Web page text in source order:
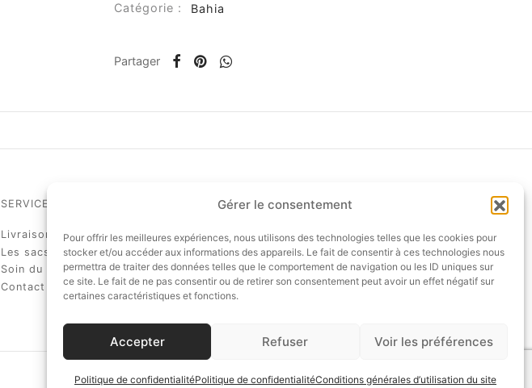
Gérer le consentement
Pour offrir les meilleures expériences, nous utilisons des technologies telles que les cookies pour
stocker et/ou accéder aux informations des appareils. Le fait de consentir à ces technologies nous
permettra de traiter des données telles que le comportement de navigation ou les ID uniques sur
ce site. Le fait de ne pas consentir ou de retirer son consentement peut avoir un effet négatif sur
certaines caractéristiques et fonctions.
Accepter Refuser Voir les préférences
Politique de confidentialitéPolitique de confidentialitéConditions générales d’utilisation du site
Catégorie : Bahia
Partager
SERVICE CLIENT
Livraison et taxes douanières
Les sacs sur commandes
Soin du sac
Contact
BOUTIQUE CÉSAIRE
6 rue Saint Florentin
75001 Paris – FRANCE
T: +33 (0)1 42 97 43 43
M: +33 (0) 6 23 16 01 70
Métro : Concorde / Madeleine
©2026 Césaire Paris - Design byPUSH IT UP